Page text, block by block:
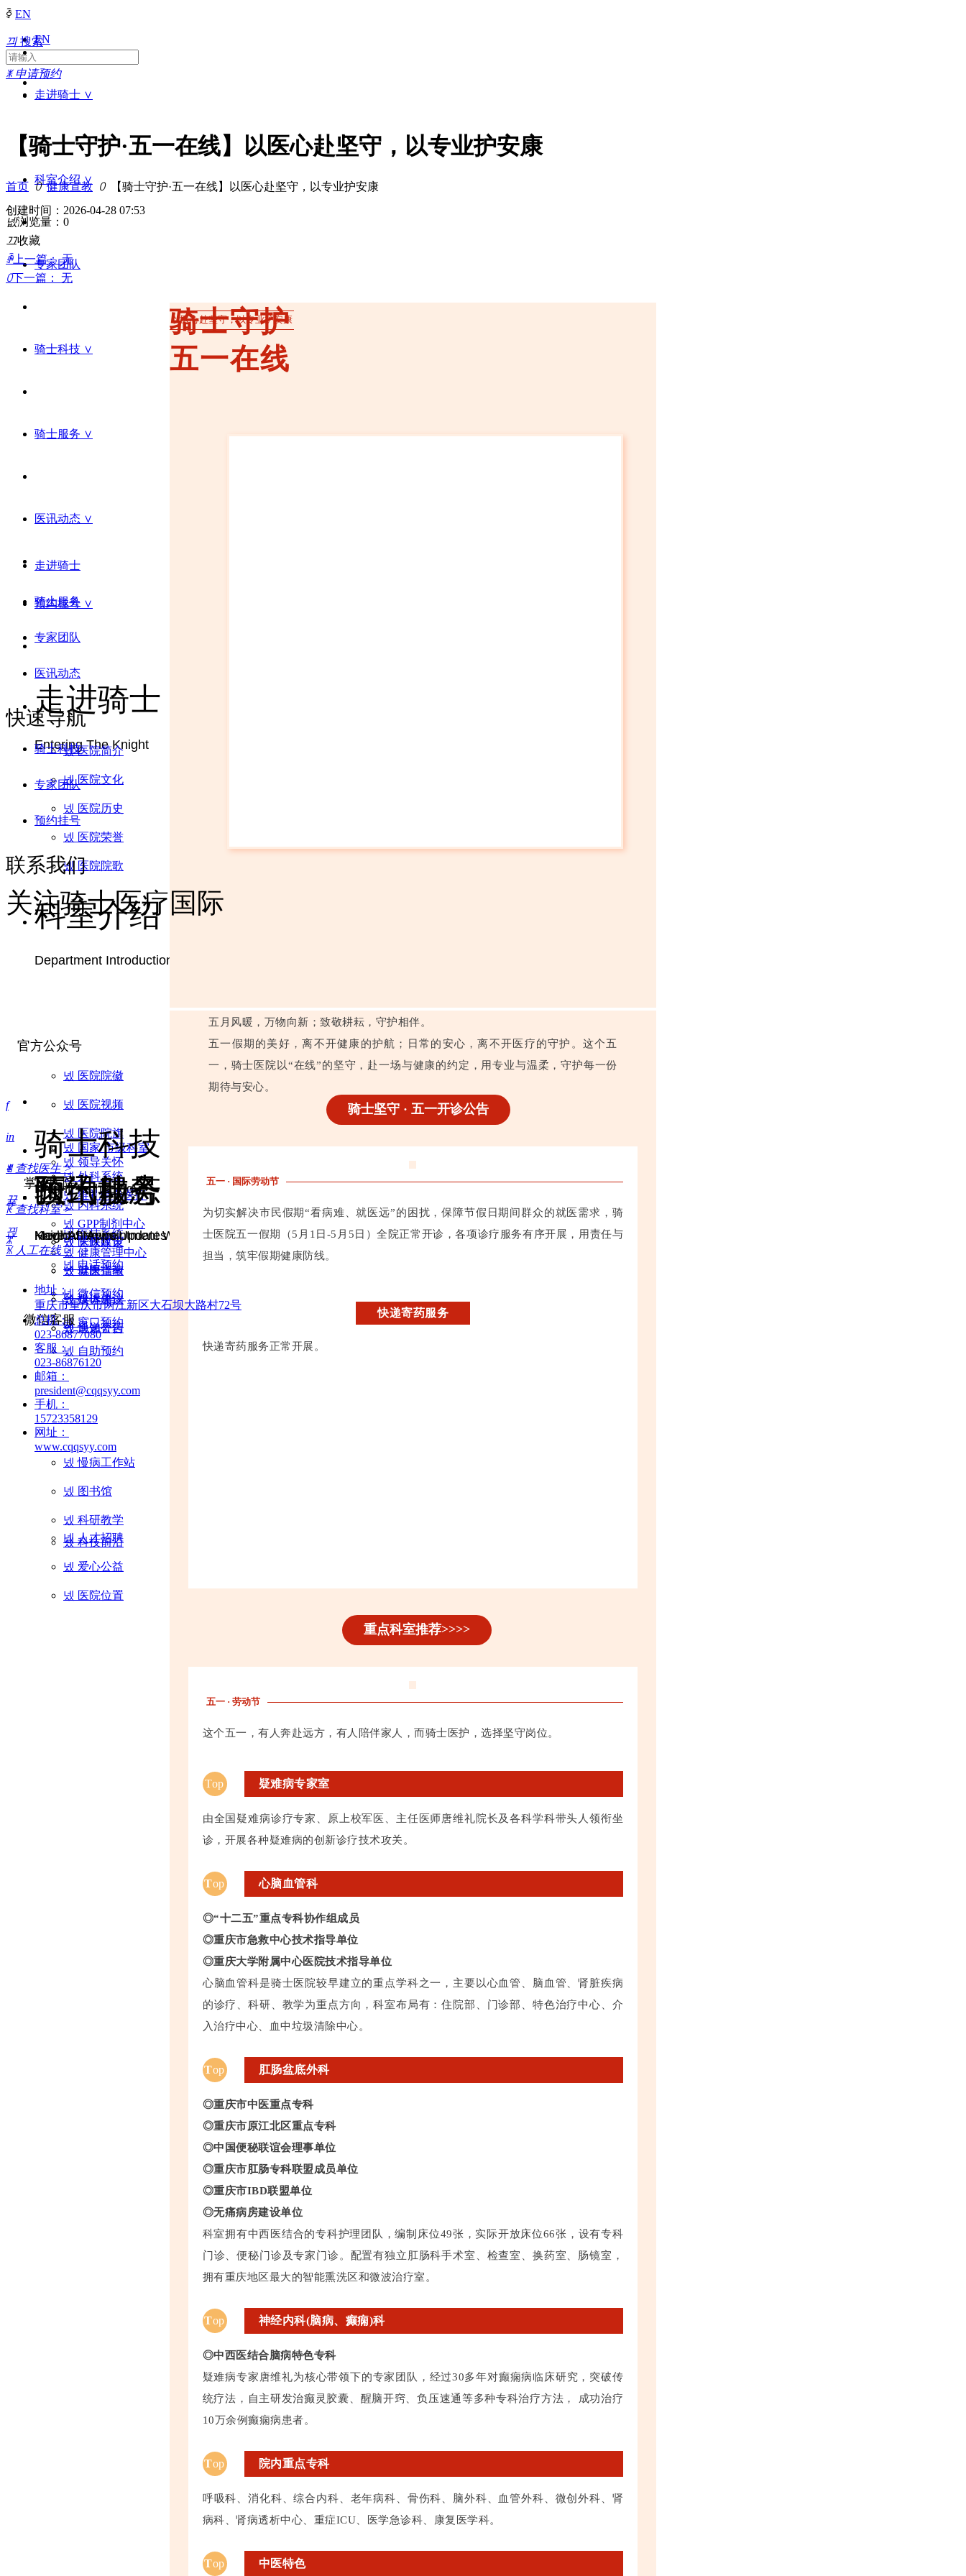
ꀅ EN
EN
끠 搜索
ꂓ 申请预约
走进骑士 ∨
科室介绍 ∨
专家团队
骑士科技 ∨
骑士服务 ∨
医讯动态 ∨
预约挂号 ∨
走进骑士
Entering The Knight
넸 医院简介
넸 医院文化
넸 医院历史
넸 医院荣誉
넸 医院院歌
넸 医院院徽
넸 医院视频
넸 医院院旗
넸 领导关怀
科室介绍
Department Introduction
넸 国家/市级科室
넸 外科系统
넸 内科系统
넸 医技系统
骑士科技
Knight Technology
넸 维礼特色医疗
넸 GPP制剂中心
넸 健康管理中心
넸 慢病工作站
넸 图书馆
넸 科研教学
骑士服务
Knight Service
넸 医保政策
넸 就医指南
넸 投诉建议
넸 快递寄药
넸 人才招聘
넸 爱心公益
넸 医院位置
医讯动态
Medical News Updates
넸 党政建设
넸 健康宣教
넸 媒体关注
넸 通知公告
넸 科技前沿
预约挂号
Have An Appointment With A Doctor
넸 电话预约
넸 微信预约
넸 窗口预约
넸 自助预约
ꄓ
【骑士守护·五一在线】以医心赴坚守，以专业护安康
首页 ꄲ 健康宣教 ꄲ
【骑士守护·五一在线】以医心赴坚守，以专业护安康
创建时间： 2026-04-28 07:53
넶浏览量： 0
끄收藏
ꄴ上一篇： 无
ꄲ下一篇： 无
骑士守护
五一在线
以医心赴坚守，以专业护安康
五月风暖，万物向新；致敬耕耘，守护相伴。
五一假期的美好，离不开健康的护航；日常的安心，离不开医疗的守护。这个五
一，骑士医院以“在线”的坚守，赴一场与健康的约定，用专业与温柔，守护每一份
期待与安心。
骑士坚守 · 五一开诊公告
五一 · 国际劳动节
为切实解决市民假期“看病难、就医远”的困扰，保障节假日期间群众的就医需求，骑
士医院五一假期（5月1日-5月5日）全院正常开诊，各项诊疗服务有序开展，用责任与
担当，筑牢假期健康防线。
快递寄药服务
快递寄药服务正常开展。
重点科室推荐>>>>
五一 · 劳动节
这个五一，有人奔赴远方，有人陪伴家人，而骑士医护，选择坚守岗位。
Top 疑难病专家室
由全国疑难病诊疗专家、原上校军医、主任医师唐维礼院长及各科学科带头人领衔坐
诊，开展各种疑难病的创新诊疗技术攻关。
Top 心脑血管科
◎“十二五”重点专科协作组成员
◎重庆市急救中心技术指导单位
◎重庆大学附属中心医院技术指导单位
心脑血管科是骑士医院较早建立的重点学科之一，主要以心血管、脑血管、肾脏疾病
的诊疗、科研、教学为重点方向，科室布局有：住院部、门诊部、特色治疗中心、介
入治疗中心、血中垃圾清除中心。
Top 肛肠盆底外科
◎重庆市中医重点专科
◎重庆市原江北区重点专科
◎中国便秘联谊会理事单位
◎重庆市肛肠专科联盟成员单位
◎重庆市IBD联盟单位
◎无痛病房建设单位
科室拥有中西医结合的专科护理团队，编制床位49张，实际开放床位66张，设有专科
门诊、便秘门诊及专家门诊。配置有独立肛肠科手术室、检查室、换药室、肠镜室，
拥有重庆地区最大的智能熏洗区和微波治疗室。
Top 神经内科(脑病、癫痫)科
◎中西医结合脑病特色专科
疑难病专家唐维礼为核心带领下的专家团队，经过30多年对癫痫病临床研究，突破传
统疗法，自主研发治癫灵胶囊、醒脑开窍、负压速通等多种专科治疗方法， 成功治疗
10万余例癫痫病患者。
Top 院内重点专科
呼吸科、消化科、综合内科、老年病科、骨伤科、脑外科、血管外科、微创外科、肾
病科、肾病透析中心、重症ICU、医学急诊科、康复医学科。
Top 中医特色
走进骑士
骑士服务
专家团队
医讯动态
快速导航
骑士科技
专家团队
预约挂号
联系我们
关注骑士医疗国际
官方公众号
掌上医院
微信客服
f
in
ꄒ
뀵
끥
ꄠ 查找医生 >
ꀗ 查找科室 >
ꁱ 人工在线 >
地址：
重庆市重庆市两江新区大石坝大路村72号
总机：
023-86877080
客服：
023-86876120
邮箱：
president@cqqsyy.com
手机：
15723358129
网址：
www.cqqsyy.com